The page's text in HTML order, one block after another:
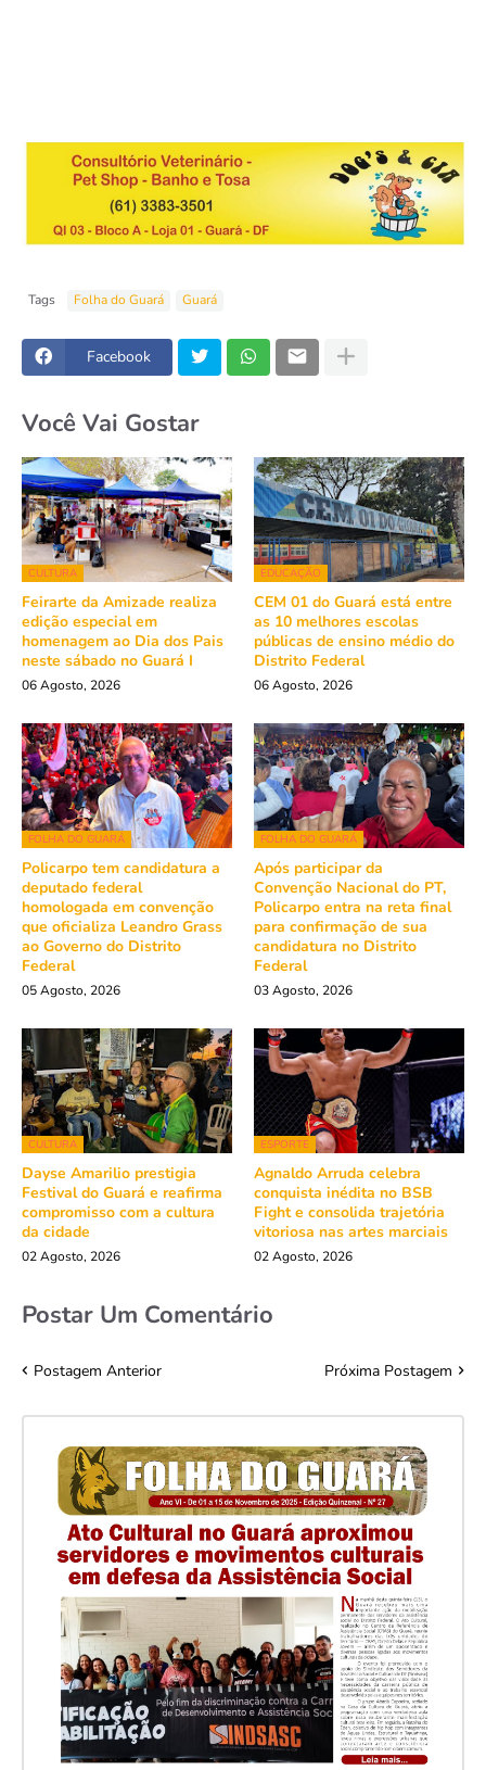
Tags Folha do Guará Guará
Facebook
Você Vai Gostar
CULTURA
Feirarte da Amizade realiza
edição especial em
homenagem ao Dia dos Pais
neste sábado no Guará I
06 Agosto, 2026
EDUCAÇÃO
CEM 01 do Guará está entre
as 10 melhores escolas
públicas de ensino médio do
Distrito Federal
06 Agosto, 2026
FOLHA DO GUARÁ
Policarpo tem candidatura a
deputado federal
homologada em convenção
que oficializa Leandro Grass
ao Governo do Distrito
Federal
05 Agosto, 2026
FOLHA DO GUARÁ
Após participar da
Convenção Nacional do PT,
Policarpo entra na reta final
para confirmação de sua
candidatura no Distrito
Federal
03 Agosto, 2026
CULTURA
Dayse Amarilio prestigia
Festival do Guará e reafirma
compromisso com a cultura
da cidade
02 Agosto, 2026
ESPORTE
Agnaldo Arruda celebra
conquista inédita no BSB
Fight e consolida trajetória
vitoriosa nas artes marciais
02 Agosto, 2026
Postar Um Comentário
Postagem Anterior Próxima Postagem